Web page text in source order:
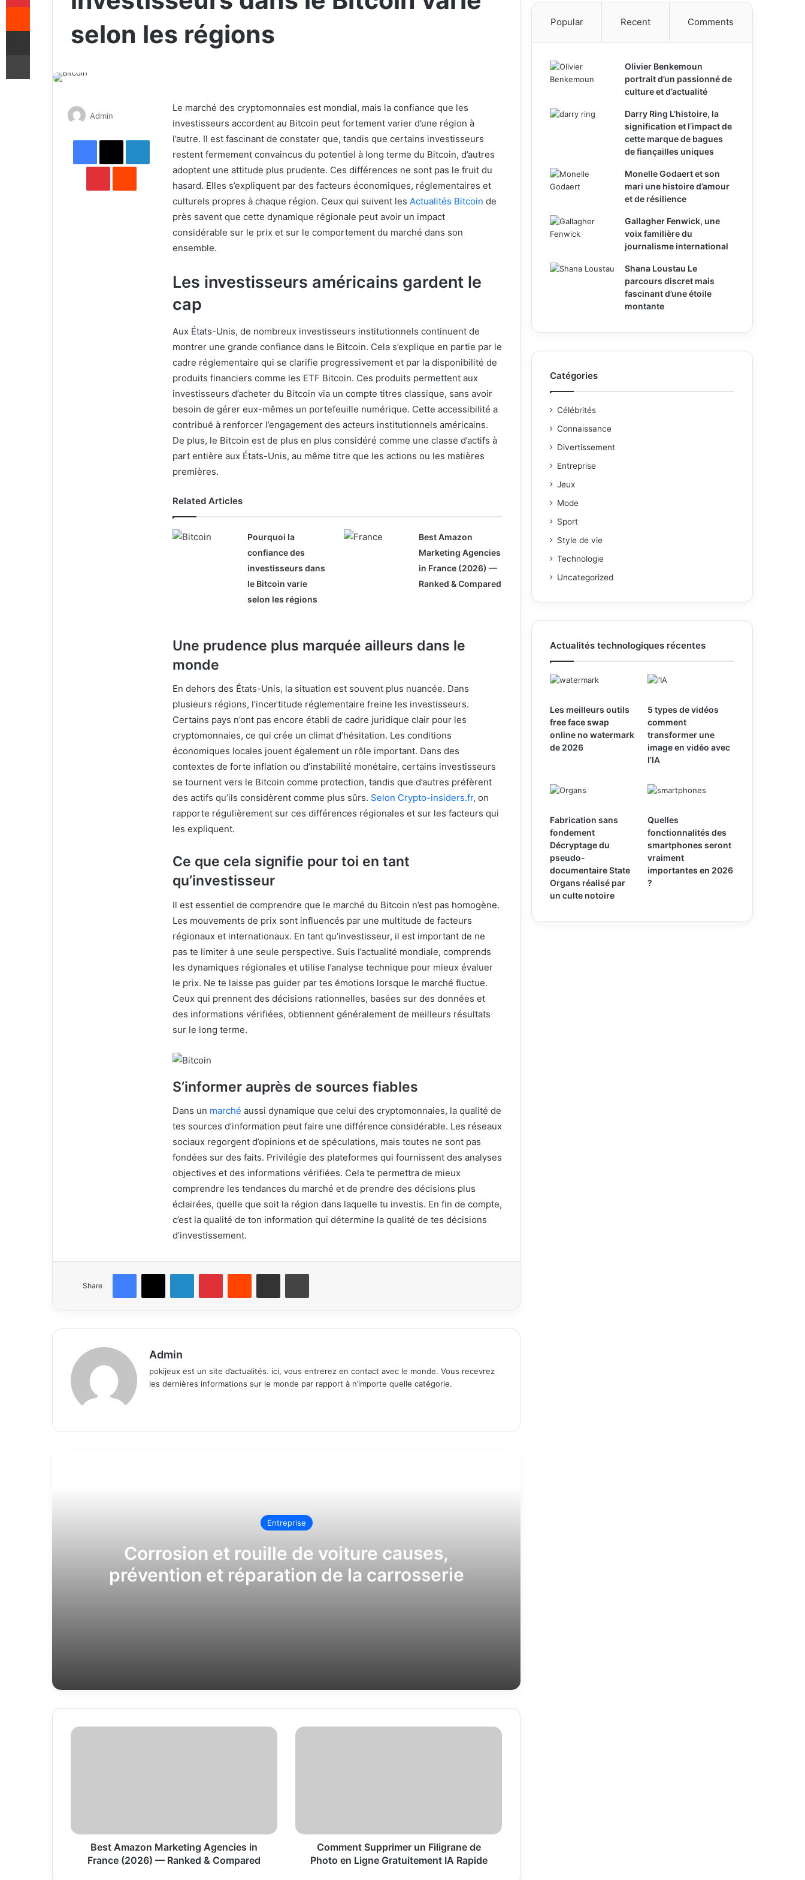
selon les régions
Le marché des cryptomonnaies est mondial, mais la confiance que les
investisseurs accordent au Bitcoin peut fortement varier d’une région à
l’autre. Il est fascinant de constater que, tandis que certains investisseurs
restent fermement convaincus du potentiel à long terme du Bitcoin, d’autres
adoptent une attitude plus prudente. Ces différences ne sont pas le fruit du
hasard. Elles s’expliquent par des facteurs économiques, réglementaires et
culturels propres à chaque région. Ceux qui suivent les Actualités Bitcoin de
près savent que cette dynamique régionale peut avoir un impact
considérable sur le prix et sur le comportement du marché dans son
ensemble.
Les investisseurs américains gardent le
cap
Aux États-Unis, de nombreux investisseurs institutionnels continuent de
montrer une grande confiance dans le Bitcoin. Cela s’explique en partie par le
cadre réglementaire qui se clarifie progressivement et par la disponibilité de
produits financiers comme les ETF Bitcoin. Ces produits permettent aux
investisseurs d’acheter du Bitcoin via un compte titres classique, sans avoir
besoin de gérer eux-mêmes un portefeuille numérique. Cette accessibilité a
contribué à renforcer l’engagement des acteurs institutionnels américains.
De plus, le Bitcoin est de plus en plus considéré comme une classe d’actifs à
part entière aux États-Unis, au même titre que les actions ou les matières
premières.
Related Articles
Pourquoi la
confiance des
investisseurs dans
le Bitcoin varie
selon les régions
Best Amazon
Marketing Agencies
in France (2026) —
Ranked & Compared
Une prudence plus marquée ailleurs dans le
monde
En dehors des États-Unis, la situation est souvent plus nuancée. Dans
plusieurs régions, l’incertitude réglementaire freine les investisseurs.
Certains pays n’ont pas encore établi de cadre juridique clair pour les
cryptomonnaies, ce qui crée un climat d’hésitation. Les conditions
économiques locales jouent également un rôle important. Dans des
contextes de forte inflation ou d’instabilité monétaire, certains investisseurs
se tournent vers le Bitcoin comme protection, tandis que d’autres préfèrent
des actifs qu’ils considèrent comme plus sûrs. Selon Crypto-insiders.fr, on
rapporte régulièrement sur ces différences régionales et sur les facteurs qui
les expliquent.
Ce que cela signifie pour toi en tant
qu’investisseur
Il est essentiel de comprendre que le marché du Bitcoin n’est pas homogène.
Les mouvements de prix sont influencés par une multitude de facteurs
régionaux et internationaux. En tant qu’investisseur, il est important de ne
pas te limiter à une seule perspective. Suis l’actualité mondiale, comprends
les dynamiques régionales et utilise l’analyse technique pour mieux évaluer
le prix. Ne te laisse pas guider par tes émotions lorsque le marché fluctue.
Ceux qui prennent des décisions rationnelles, basées sur des données et
des informations vérifiées, obtiennent généralement de meilleurs résultats
sur le long terme.
S’informer auprès de sources fiables
Dans un marché aussi dynamique que celui des cryptomonnaies, la qualité de
tes sources d’information peut faire une différence considérable. Les réseaux
sociaux regorgent d’opinions et de spéculations, mais toutes ne sont pas
fondées sur des faits. Privilégie des plateformes qui fournissent des analyses
objectives et des informations vérifiées. Cela te permettra de mieux
comprendre les tendances du marché et de prendre des décisions plus
éclairées, quelle que soit la région dans laquelle tu investis. En fin de compte,
c’est la qualité de ton information qui détermine la qualité de tes décisions
d’investissement.
Admin
email
Facebook
X LinkedIn
PinterestReddit
Share
Facebook
X LinkedInPinterestReddit Share via Email Print
Admin
pokijeux est un site d’actualités. ici, vous entrerez en contact avec le monde. Vous recevrez
les dernières informations sur le monde par rapport à n’importe quelle catégorie.
Entreprise
Corrosion et rouille de voiture causes,
prévention et réparation de la carrosserie
Best
Ranked
Compared
Best Amazon Marketing Agencies in
France (2026) — Ranked & Compared
Comment
Gratuitement
Rapide
Comment Supprimer un Filigrane de
Photo en Ligne Gratuitement IA Rapide
Popular Recent Comments
Olivier Benkemoun
portrait d’un passionné de
culture et d’actualité
Darry Ring L’histoire, la
signification et l’impact de
cette marque de bagues
de fiançailles uniques
Monelle Godaert et son
mari une histoire d’amour
et de résilience
Gallagher Fenwick, une
voix familière du
journalisme international
Shana Loustau Le
parcours discret mais
fascinant d’une étoile
montante
Catégories
Célébrités
Connaissance
Divertissement
Entreprise
Jeux
Mode
Sport
Style de vie
Technologie
Uncategorized
Actualités technologiques récentes
Les meilleurs outils
free face swap
online no watermark
de 2026
5 types de vidéos
comment
transformer une
image en vidéo avec
l’IA
Fabrication sans
fondement
Décryptage du
pseudo-
documentaire State
Organs réalisé par
un culte notoire
Quelles
fonctionnalités des
smartphones seront
vraiment
importantes en 2026
?
Reddit
Share via Email